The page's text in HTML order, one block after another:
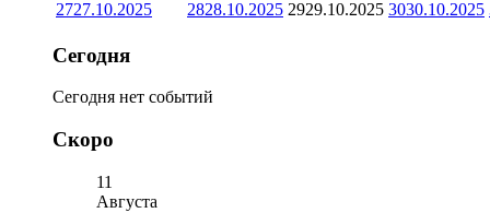
2727.10.2025 2828.10.2025 2929.10.2025 3030.10.2025
Сегодня
Сегодня нет событий
Скоро
11
Августа